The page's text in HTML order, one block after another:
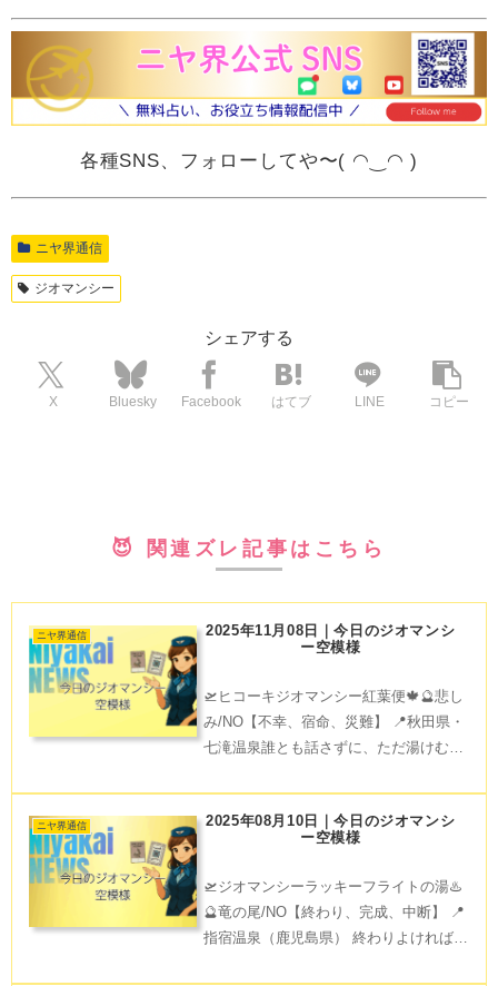
各種SNS、フォローしてや〜( ◠‿◠ )
ニヤ界通信
ジオマンシー
シェアする
X Bluesky Facebook はてブ LINE コピー
😈 関連ズレ記事はこちら
ニヤ界通信
2025年11月08日｜今日のジオマンシ
ー空模様
🛫ヒコーキジオマンシー紅葉便🍁🔮悲し
み/NO【不幸、宿命、災難】 📍秋田県・
七滝温泉誰とも話さずに、ただ湯けむり
さは、そんな心にそっと寄り添ってくれ
る。涙を隠す必要のない場所で、少しず
つ、次の景色を思い描
ニヤ界通信
2025年08月10日｜今日のジオマンシ
ー空模様
🛫ジオマンシーラッキーフライトの湯♨️
🔮竜の尾/NO【終わり、完成、中断】 📍
指宿温泉（鹿児島県） 終わりよければ全